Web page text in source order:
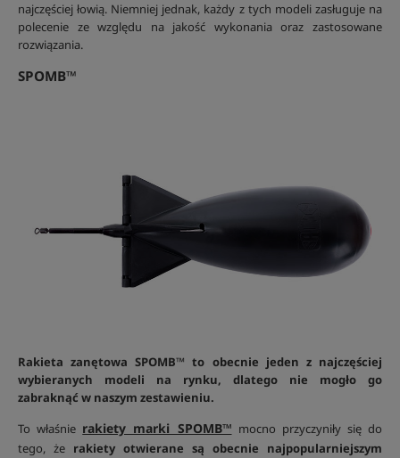
najczęściej łowią. Niemniej jednak, każdy z tych modeli zasługuje na
polecenie ze względu na jakość wykonania oraz zastosowane
rozwiązania.
SPOMB™
Rakieta zanętowa SPOMB™ to obecnie jeden z najczęściej
wybieranych modeli na rynku, dlatego nie mogło go
zabraknąć w naszym zestawieniu.
To właśnie rakiety marki SPOMB™ mocno przyczyniły się do
tego, że rakiety otwierane są obecnie najpopularniejszym